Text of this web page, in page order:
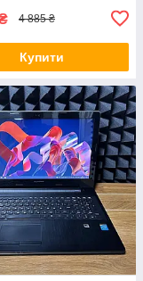
4 885 ₴
Купити